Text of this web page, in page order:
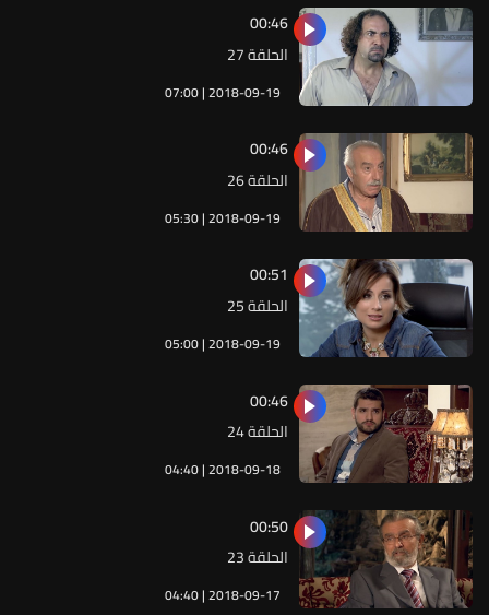
07:00 | 2018-09-19
الحلقة 27
00:46
05:30 | 2018-09-19
الحلقة 26
00:46
05:00 | 2018-09-19
الحلقة 25
00:51
04:40 | 2018-09-18
الحلقة 24
00:46
04:40 | 2018-09-17
الحلقة 23
00:50